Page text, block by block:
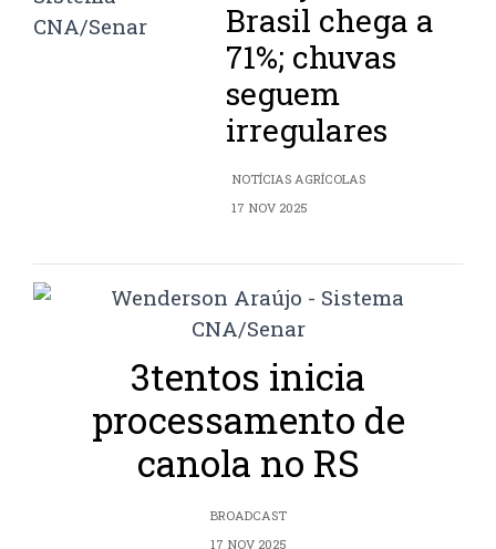
Brasil chega a
71%; chuvas
seguem
irregulares
NOTÍCIAS AGRÍCOLAS
17 NOV 2025
3tentos inicia
processamento de
canola no RS
BROADCAST
17 NOV 2025